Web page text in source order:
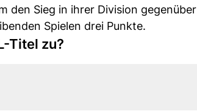
den Sieg in ihrer Division gegenüber
Spielen drei Punkte.
Titel zu?